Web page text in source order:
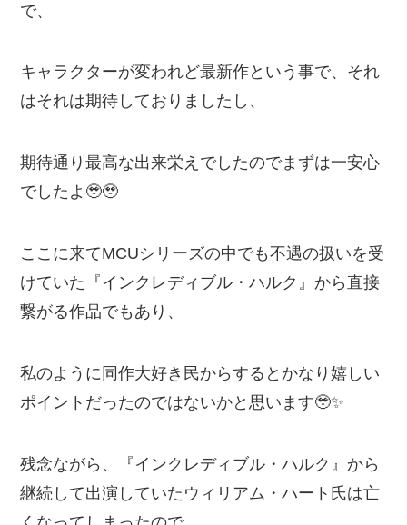
で、
キャラクターが変われど最新作という事で、それ
はそれは期待しておりましたし、
期待通り最高な出来栄えでしたのでまずは一安心
でしたよ🥹🥹
ここに来てMCUシリーズの中でも不遇の扱いを受
けていた『インクレディブル・ハルク』から直接
繋がる作品でもあり、
私のように同作大好き民からするとかなり嬉しい
ポイントだったのではないかと思います🥹✨️
残念ながら、『インクレディブル・ハルク』から
継続して出演していたウィリアム・ハート氏は亡